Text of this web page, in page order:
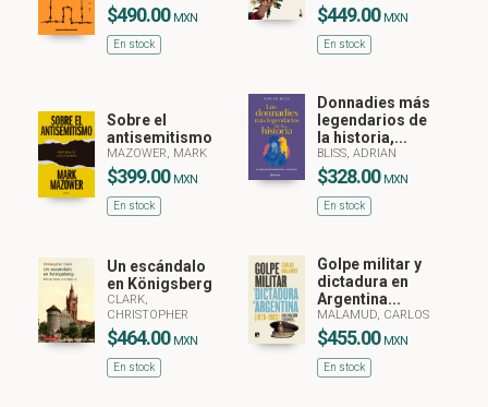
$490.00 MXN
En stock
$449.00 MXN
En stock
Sobre el
antisemitismo
MAZOWER, MARK
$399.00 MXN
En stock
Donnadies más
legendarios de
la historia,...
BLISS, ADRIAN
$328.00 MXN
En stock
Un escándalo
en Königsberg
CLARK,
CHRISTOPHER
$464.00 MXN
En stock
Golpe militar y
dictadura en
Argentina...
MALAMUD, CARLOS
$455.00 MXN
En stock